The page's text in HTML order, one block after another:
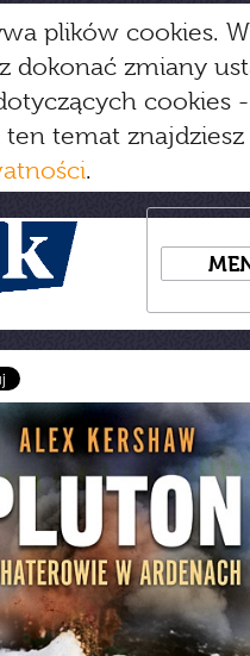
plików cookies.
dokonać zmiany
cookies
temat
.